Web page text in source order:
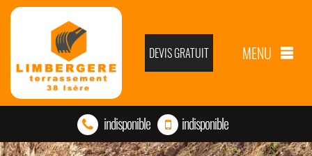
DEVIS GRATUIT MENU
indisponible indisponible